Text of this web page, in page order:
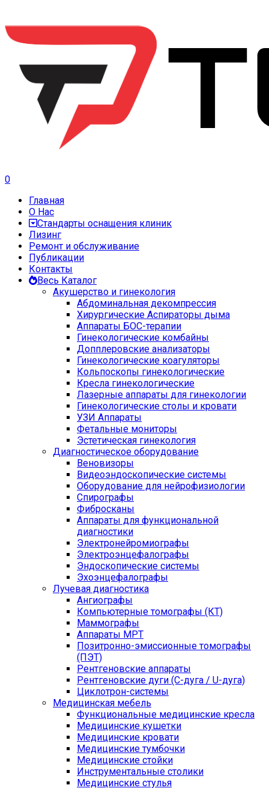
0
Главная
О Нас
Стандарты оснащения клиник
Лизинг
Ремонт и обслуживание
Публикации
Контакты
Весь Каталог
Акушерство и гинекология
Абдоминальная декомпрессия
Хирургические Аспираторы дыма
Аппараты БОС-терапии
Гинекологические комбайны
Допплеровские анализаторы
Гинекологические коагуляторы
Кольпоскопы гинекологические
Кресла гинекологические
Лазерные аппараты для гинекологии
Гинекологические столы и кровати
УЗИ Аппараты
Фетальные мониторы
Эстетическая гинекология
Диагностическое оборудование
Веновизоры
Видеоэндоскопические системы
Оборудование для нейрофизиологии
Спирографы
Фибросканы
Аппараты для функциональной
диагностики
Электронейромиографы
Электроэнцефалографы
Эндоскопические системы
Эхоэнцефалографы
Лучевая диагностика
Ангиографы
Компьютерные томографы (КТ)
Маммографы
Аппараты МРТ
Позитронно-эмиссионные томографы
(ПЭТ)
Рентгеновские аппараты
Рентгеновские дуги (С-дуга / U-дуга)
Циклотрон-системы
Медицинская мебель
Функциональные медицинские кресла
Медицинские кушетки
Медицинские кровати
Медицинские тумбочки
Медицинские стойки
Инструментальные столики
Медицинские стулья